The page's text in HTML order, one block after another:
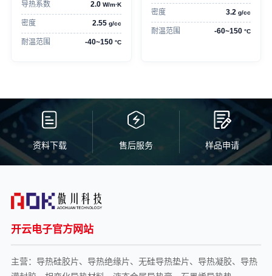
导热系数 2.0 W/m·K
密度 2.55 g/cc
耐温范围 -40~150 °C
密度 3.2g/cc
耐温范围 -60~150°C
资料下载 售后服务 样品申请
开云电子官方网站
主营：导热硅胶片、导热绝缘片、无硅导热垫片、导热凝胶、导热